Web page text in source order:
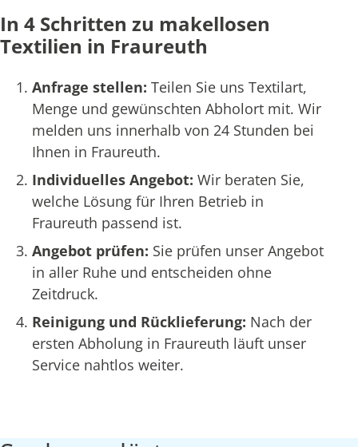
In 4 Schritten zu makellosen
Textilien in Fraureuth
Anfrage stellen: Teilen Sie uns Textilart,
Menge und gewünschten Abholort mit. Wir
melden uns innerhalb von 24 Stunden bei
Ihnen in Fraureuth.
Individuelles Angebot: Wir beraten Sie,
welche Lösung für Ihren Betrieb in
Fraureuth passend ist.
Angebot prüfen: Sie prüfen unser Angebot
in aller Ruhe und entscheiden ohne
Zeitdruck.
Reinigung und Rücklieferung: Nach der
ersten Abholung in Fraureuth läuft unser
Service nahtlos weiter.